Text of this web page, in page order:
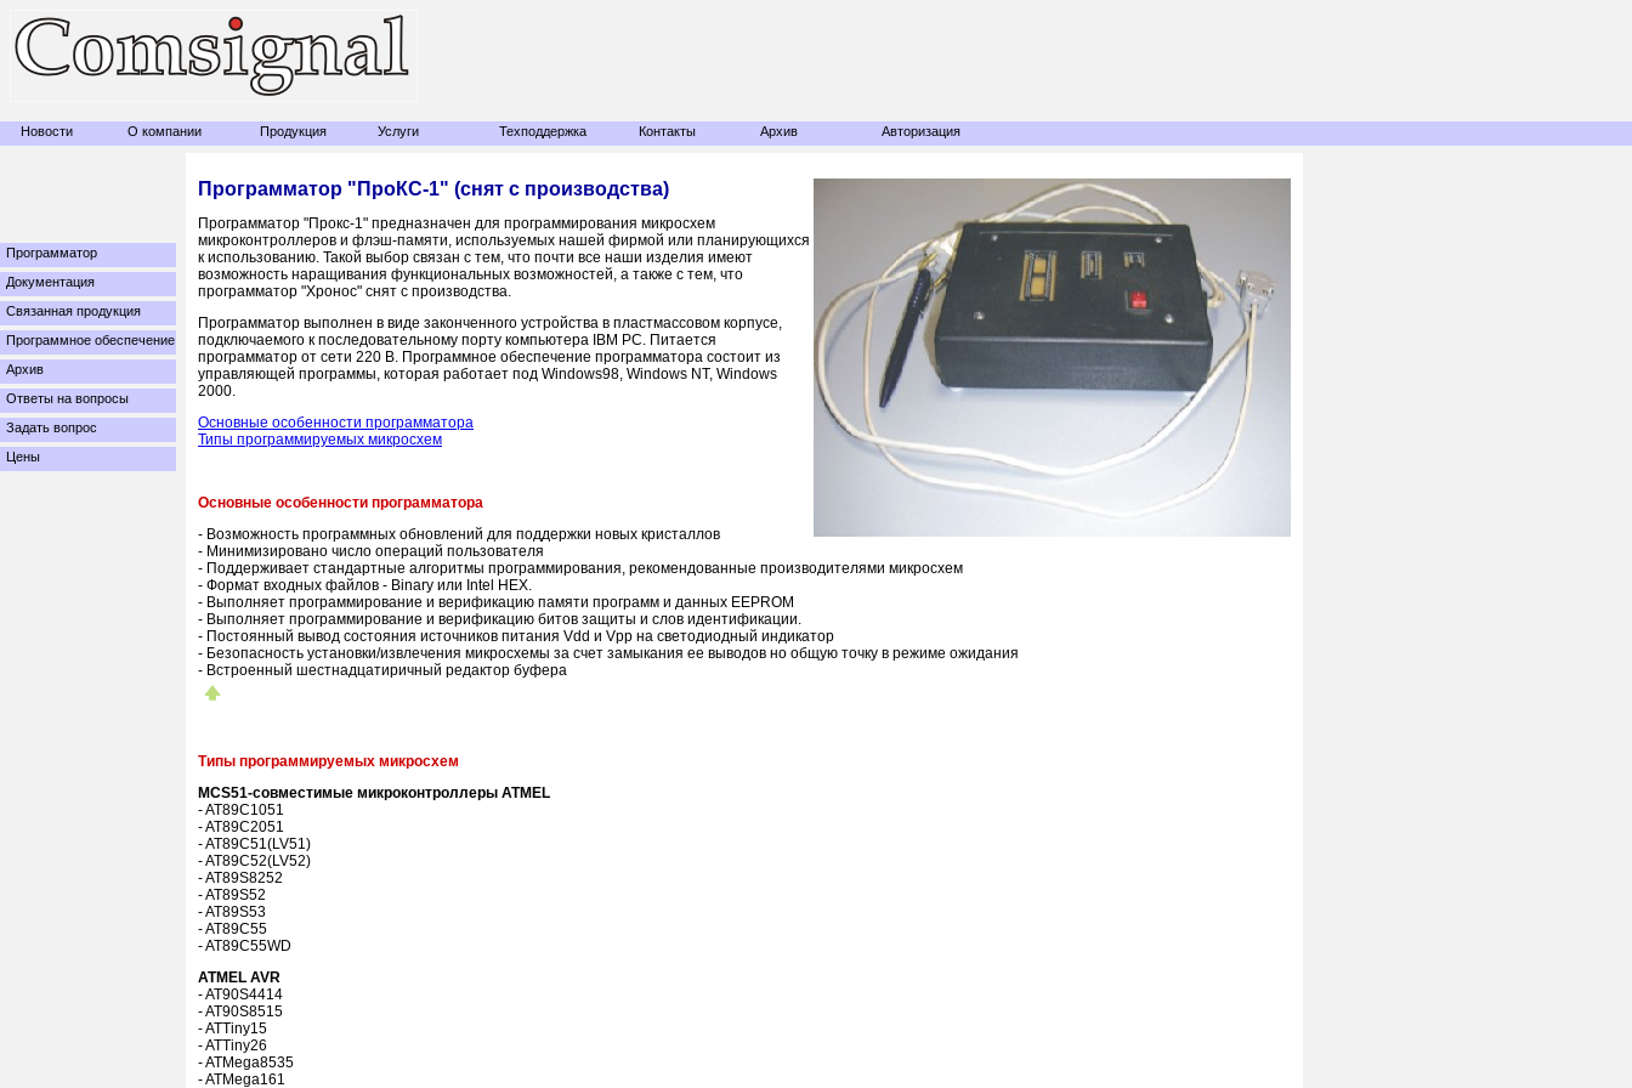
Новости О компании Продукция Услуги Техподдержка Контакты Архив Авторизация
Программатор
Документация
Связанная продукция
Программное обеспечение
Архив
Ответы на вопросы
Задать вопрос
Цены
Программатор "ПроКС-1" (снят с производства)
Программатор "Прокс-1" предназначен для программирования микросхем
микроконтроллеров и флэш-памяти, используемых нашей фирмой или планирующихся
к использованию. Такой выбор связан с тем, что почти все наши изделия имеют
возможность наращивания функциональных возможностей, а также с тем, что
программатор "Хронос" снят с производства.
Программатор выполнен в виде законченного устройства в пластмассовом корпусе,
подключаемого к последовательному порту компьютера IBM PC. Питается
программатор от сети 220 В. Программное обеспечение программатора состоит из
управляющей программы, которая работает под Windows98, Windows NT, Windows
2000.
Основные особенности программатора
Типы программируемых микросхем
Основные особенности программатора
- Возможность программных обновлений для поддержки новых кристаллов
- Минимизировано число операций пользователя
- Поддерживает стандартные алгоритмы программирования, рекомендованные производителями микросхем
- Формат входных файлов - Binary или Intel HEX.
- Выполняет программирование и верификацию памяти программ и данных EEPROM
- Выполняет программирование и верификацию битов защиты и слов идентификации.
- Постоянный вывод состояния источников питания Vdd и Vpp на светодиодный индикатор
- Безопасность установки/извлечения микросхемы за счет замыкания ее выводов но общую точку в режиме ожидания
- Встроенный шестнадцатиричный редактор буфера
Типы программируемых микросхем
MCS51-совместимые микроконтроллеры ATMEL
- AT89C1051
- AT89C2051
- AT89C51(LV51)
- AT89C52(LV52)
- AT89S8252
- AT89S52
- AT89S53
- AT89C55
- AT89C55WD
ATMEL AVR
- AT90S4414
- AT90S8515
- ATTiny15
- ATTiny26
- ATMega8535
- ATMega161